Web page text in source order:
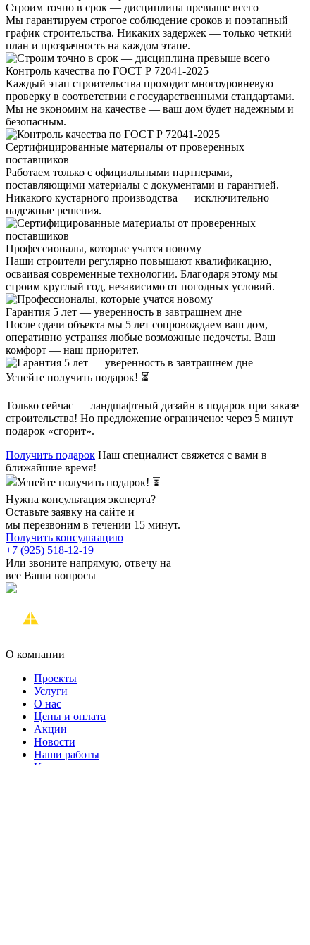
Строим точно в срок — дисциплина превыше всего
Мы гарантируем строгое соблюдение сроков и поэтапный
график строительства. Никаких задержек — только четкий
план и прозрачность на каждом этапе.
Контроль качества по ГОСТ Р 72041-2025
Каждый этап строительства проходит многоуровневую
проверку в соответствии с государственными стандартами.
Мы не экономим на качестве — ваш дом будет надежным и
безопасным.
Сертифицированные материалы от проверенных
поставщиков
Работаем только с официальными партнерами,
поставляющими материалы с документами и гарантией.
Никакого кустарного производства — исключительно
надежные решения.
Профессионалы, которые учатся новому
Наши строители регулярно повышают квалификацию,
осваивая современные технологии. Благодаря этому мы
строим круглый год, независимо от погодных условий.
Гарантия 5 лет — уверенность в завтрашнем дне
После сдачи объекта мы 5 лет сопровождаем ваш дом,
оперативно устраняя любые возможные недочеты. Ваш
комфорт — наш приоритет.
Успейте получить подарок! ⏳
Только сейчас — ландшафтный дизайн в подарок при заказе
строительства! Но предложение ограничено: через 5 минут
подарок «сгорит».
Получить подарок Наш специалист свяжется с вами в
ближайшие время!
Нужна консультация эксперта?
Оставьте заявку на сайте и
мы перезвоним в течении 15 минут.
Получить консультацию
+7 (925) 518-12-19
Или звоните напрямую, отвечу на
все Ваши вопросы
О компании
Проекты
Услуги
О нас
Цены и оплата
Акции
Новости
Наши работы
Контакты